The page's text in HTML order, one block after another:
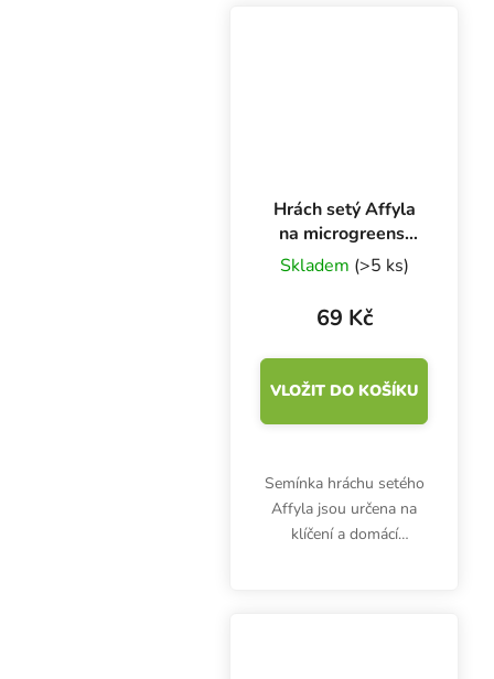
Hrách setý Affyla
na microgreens,
100 g
Skladem (>5 ks)
69 Kč
VLOŽIT DO KOŠÍKU
Semínka hráchu setého
Affyla jsou určena na
klíčení a domácí